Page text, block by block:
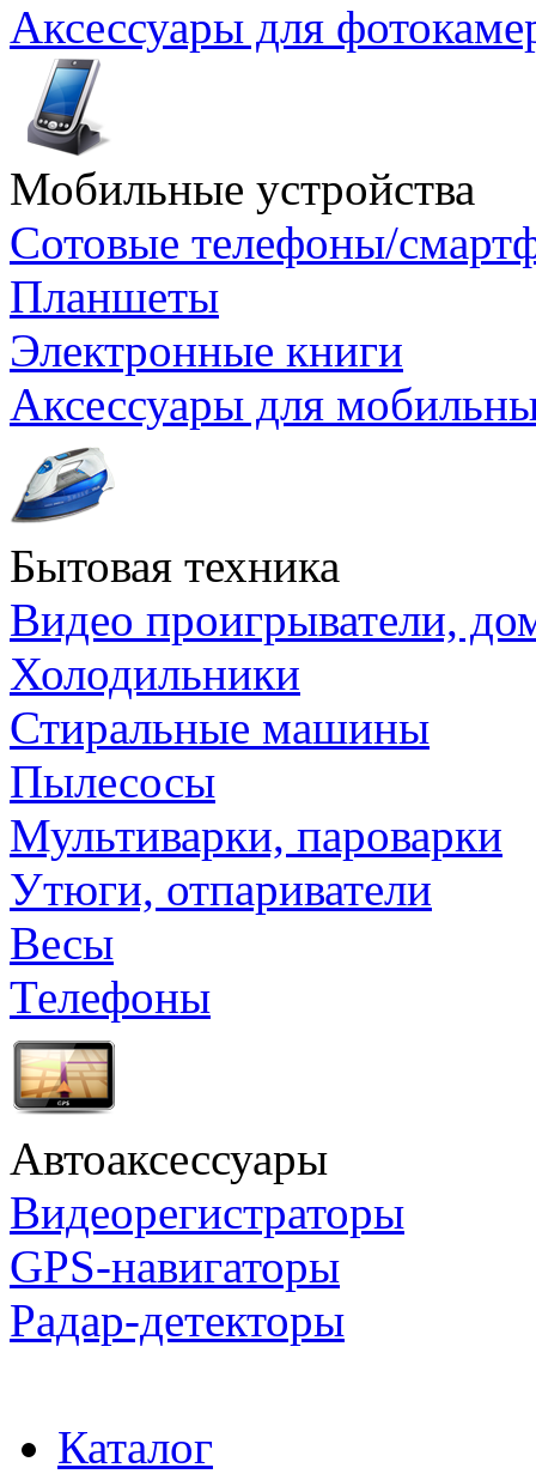
Аксессуары для
Мобильные устройства
Сотовые телефоны/
Планшеты
Электронные книги
Аксессуары для
Бытовая техника
Видео проигрыватели,
Холодильники
Стиральные машины
Пылесосы
Мультиварки, пароварки
Утюги, отпариватели
Весы
Телефоны
Автоаксессуары
Видеорегистраторы
GPS-навигаторы
Радар-детекторы
Каталог